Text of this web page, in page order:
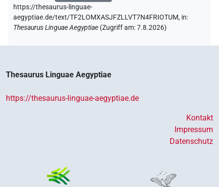
https://thesaurus-linguae-
aegyptiae.de/text/TF2LOMXASJFZLLVT7N4FRIOTUM, in:
Thesaurus Linguae Aegyptiae (Zugriff am:7.8.2026)
Thesaurus Linguae Aegyptiae
https://thesaurus-linguae-aegyptiae.de
Kontakt
Impressum
Datenschutz